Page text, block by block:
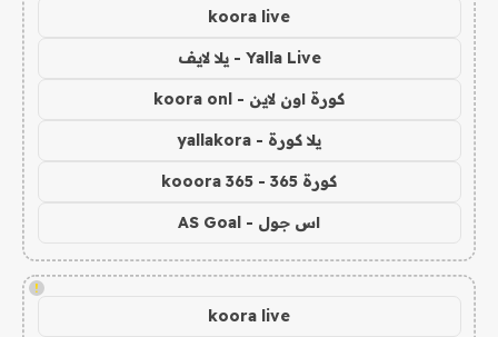
koora live
Yalla Live - يلا لايف
كورة اون لاين - koora onl
يلا كورة - yallakora
كورة 365 - kooora 365
اس جول - AS Goal
!
koora live